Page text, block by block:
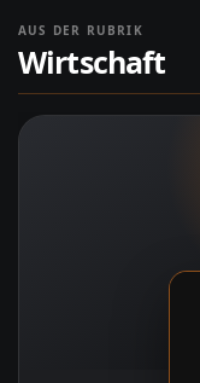
AUS DER RUBRIK
Wirtschaft